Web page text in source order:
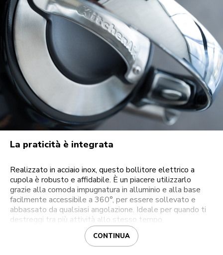
La praticità è integrata
Realizzato in acciaio inox, questo bollitore elettrico a
cupola è robusto e affidabile. È un piacere utilizzarlo
grazie alla comoda impugnatura in alluminio e alla base
facilmente accessibile a 360°, per essere sollevato e
abbassato da qualsiasi angolazione. Ideale per quando ti
destreggi tra più attività allo stesso tempo.
CONTINUA